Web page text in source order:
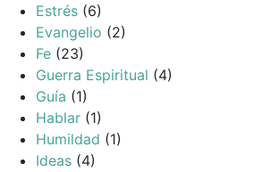
Estrés (6)
Evangelio (2)
Fe (23)
Guerra Espiritual (4)
Guía (1)
Hablar (1)
Humildad (1)
Ideas (4)